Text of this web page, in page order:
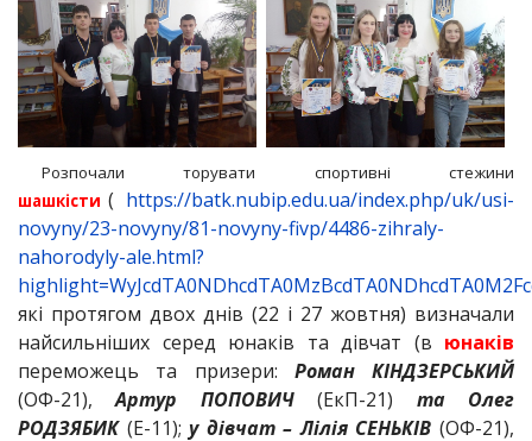
Розпочали торувати спортивні стежини
шашкісти ( https://batk.nubip.edu.ua/index.php/uk/usi-
novyny/23-novyny/81-novyny-fivp/4486-zihraly-
nahorodyly-ale.html?
які протягом двох днів (22 і 27 жовтня) визначали
найсильніших серед юнаків та дівчат (в юнаків
переможець та призери: Роман КІНДЗЕРСЬКИЙ
(ОФ-21), Артур ПОПОВИЧ(ЕкП-21)
та Олег
РОДЗЯБИК(Е-11); у дівчат – Лілія СЕНЬКІВ(ОФ-21),